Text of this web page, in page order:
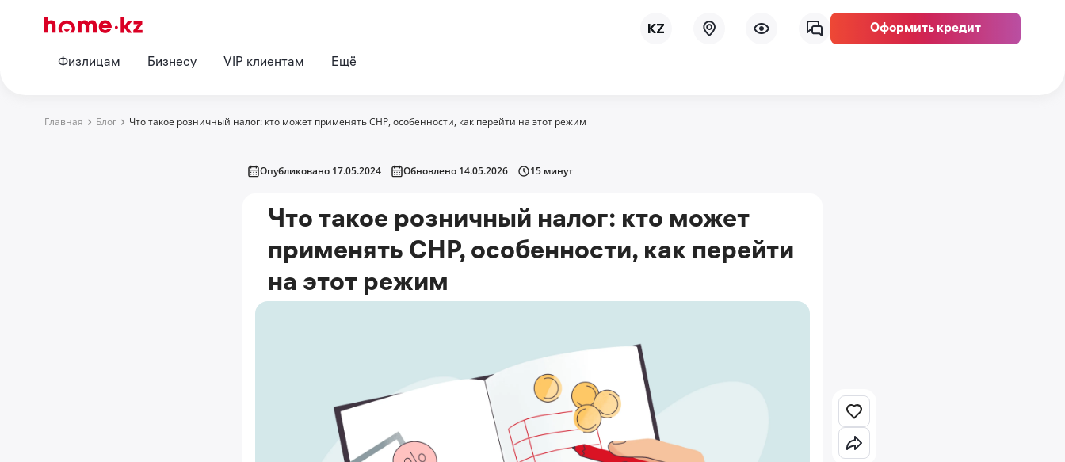
Оформить кредит
Физлицам Бизнесу VIP клиентам Ещё
Главная Блог Что такое розничный налог: кто может применять СНР, особенности, как перейти на этот режим
Опубликовано 17.05.2024 Обновлено 14.05.2026 15 минут
Что такое розничный налог: кто может
применять СНР, особенности, как перейти
на этот режим